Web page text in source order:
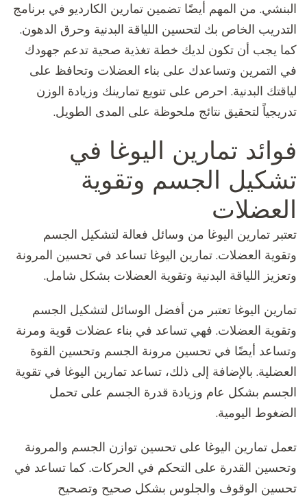
البنشي. من المهم أيضًا تضمين تمارين الكارديو في برنامج
التدريب الخاص بك لتحسين اللياقة البدنية وحرق الدهون.
كما يجب أن تكون لديك خطة تغذية صحية تدعم جهودك
في التمرين وتساعدك على بناء العضلات وتحافظ على
لياقتك البدنية. احرص على تنويع تمارينك وزيادة الوزن
تدريجياً لتحقيق نتائج ملحوظة على المدى الطويل.
فوائد تمارين اليوغا في
تشكيل الجسم وتقوية
العضلات
تعتبر تمارين اليوغا من وسائل فعالة لتشكيل الجسم
وتقوية العضلات. تمارين اليوغا تساعد في تحسين المرونة
وتعزيز اللياقة البدنية وتقوية العضلات بشكل شامل.
تمارين اليوغا تعتبر من أفضل الوسائل لتشكيل الجسم
وتقوية العضلات. فهي تساعد في بناء عضلات قوية ومرنة
وتساعد أيضًا في تحسين مرونة الجسم وتحسين القوة
العضلية. بالإضافة إلى ذلك، تساعد تمارين اليوغا في تقوية
الجسم بشكل عام وزيادة قدرة الجسم على تحمل
الضغوط اليومية.
تعمل تمارين اليوغا على تحسين توازن الجسم والمرونة
وتحسين القدرة على التحكم في الحركات. كما تساعد في
تحسين الوقوف والجلوس بشكل صحيح وتصحيح